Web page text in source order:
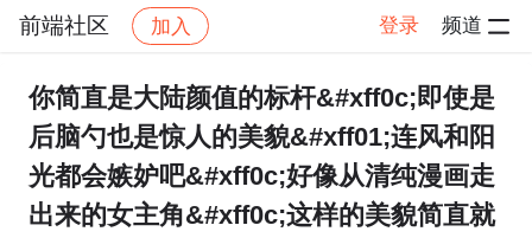
前端社区 加入 登录 频道
社区 前端社区 感慨 帖子详情
你简直是大陆颜值的标杆&#xff0c;即使是
后脑勺也是惊人的美貌&#xff01;连风和阳
光都会嫉妒吧&#xff0c;好像从清纯漫画走
出来的女主角&#xff0c;这样的美貌简直就